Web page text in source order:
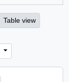
Table view